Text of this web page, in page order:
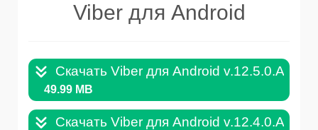
Viber для Android
Скачать Viber для Android v.12.5.0.APK
49.99 MB
Скачать Viber для Android v.12.4.0.APK